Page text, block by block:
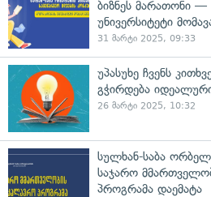
ბიზნეს მარათონი
უნივერსიტეტი
31 მარტი 2025, 09:33
უპასუხე ჩვენს
გჭირდება
26 მარტი 2025, 10:32
სულხან-საბა
საჯარო
პროგრამა დაემატა